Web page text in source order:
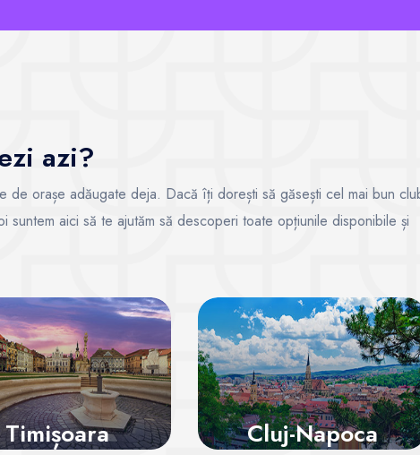
azi?
orașe adăugate deja. Dacă îți dorești să găsești cel mai bun
aici să te ajutăm să descoperi toate opțiunile disponibile și
Timișoara Cluj-Napoca